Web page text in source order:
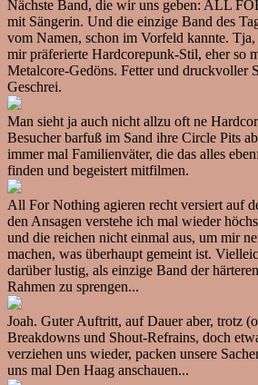
Nächste Band, die wir uns geben: ALL
mit Sängerin. Und die einzige Band des
vom Namen, schon im Vorfeld kannte.
mir präferierte Hardcorepunk-Stil, eher so
Metalcore-Gedöns. Fetter und druckvoller
Geschrei.
Man sieht ja auch nicht allzu oft ne
Besucher barfuß im Sand ihre Circle Pits
immer mal Familienväter, die das alles
finden und begeistert mitfilmen.
All For Nothing agieren recht versiert auf
den Ansagen verstehe ich mal wieder
und die reichen nicht einmal aus, um mir
machen, was überhaupt gemeint ist.
darüber lustig, als einzige Band der
Rahmen zu sprengen...
Joah. Guter Auftritt, auf Dauer aber, trotz
Breakdowns und Shout-Refrains, doch
verziehen uns wieder, packen unsere
uns mal Den Haag anschauen...